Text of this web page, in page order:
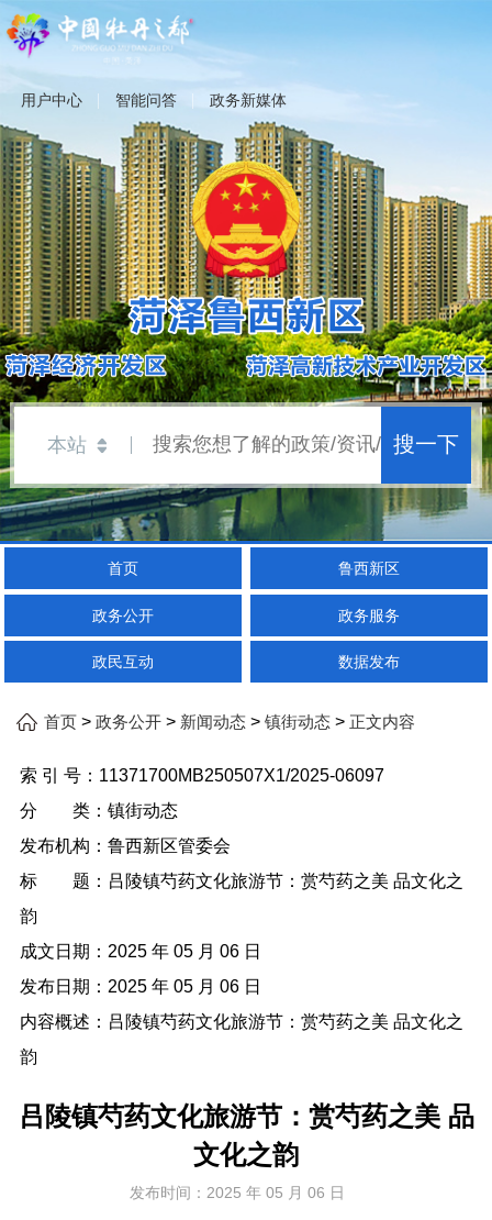
用户中心 智能问答 政务新媒体
搜一下
首页 鲁西新区
政务公开 政务服务
政民互动 数据发布
首页 > 政务公开 > 新闻动态 > 镇街动态 > 正文内容
索 引 号： 11371700MB250507X1/2025-06097
分 类： 镇街动态
发布机构： 鲁西新区管委会
标 题： 吕陵镇芍药文化旅游节：赏芍药之美 品文化之
韵
成文日期： 2025 年 05 月 06 日
发布日期： 2025 年 05 月 06 日
内容概述： 吕陵镇芍药文化旅游节：赏芍药之美 品文化之
韵
吕陵镇芍药文化旅游节：赏芍药之美 品
文化之韵
发布时间： 2025 年 05 月 06 日